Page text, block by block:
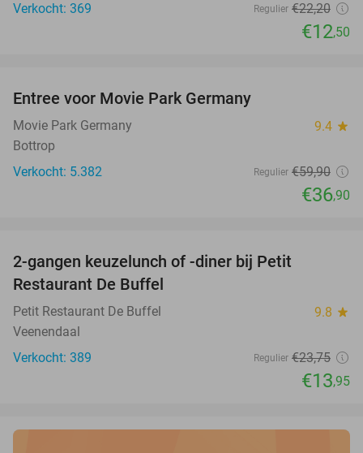
Verkocht: 369
Regulier €22,20
€12,50
Entree voor Movie Park Germany
Movie Park Germany 9.4 star
Bottrop
Verkocht: 5.382
Regulier €59,90
€36,90
2-gangen keuzelunch of -diner bij Petit
Restaurant De Buffel
Petit Restaurant De Buffel 9.8 star
Veenendaal
Verkocht: 389
Regulier €23,75
€13,95